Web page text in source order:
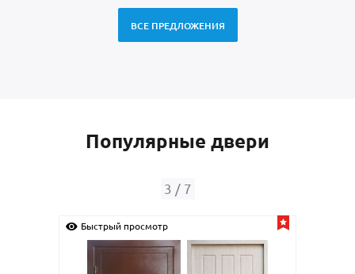
ВСЕ ПРЕДЛОЖЕНИЯ
Популярные двери
4 / 7
Быстрый просмотр Быстрый просмотр